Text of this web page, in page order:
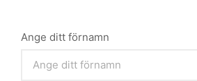
Ange ditt förnamn